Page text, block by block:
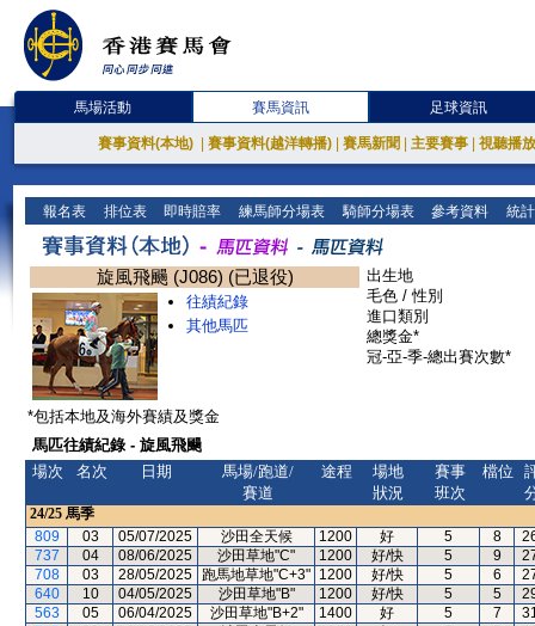
馬場活動 賽馬資訊 足球資訊
賽事資料(本地) 賽事資料(越洋轉播) 賽馬新聞 主要賽事 視聽播
報名表 排位表 即時賠率 練馬師分場表 騎師分場表 參考資料 統
旋風飛颺 (J086) (已退役)
往績紀錄
其他馬匹
出生地
毛色 / 性別
進口類別
總獎金*
冠-亞-季-總出賽次數*
*包括本地及海外賽績及獎金
馬匹往績紀錄 - 旋風飛颺
場次
名次 日期
馬場/跑道/
賽道
途程
場地
狀況
賽事
班次
檔位
24/25 馬季
809
03 05/07/2025 沙田全天候 1200 好 5 8
737
04 08/06/2025 沙田草地"C" 1200 好/快 5 9
708
03 28/05/2025 跑馬地草地"C+3" 1200 好/快 5 6
640
10 04/05/2025 沙田草地"B" 1200 好/快 5 5
563
05 06/04/2025 沙田草地"B+2" 1400 好 5 7